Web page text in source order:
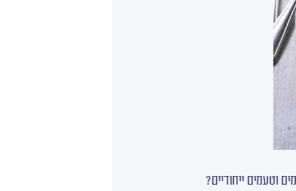
וטעמים ייחודיים?